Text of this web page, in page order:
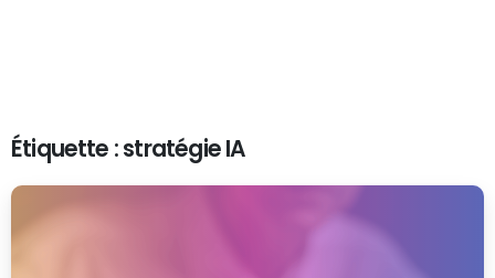
Étiquette :stratégie IA